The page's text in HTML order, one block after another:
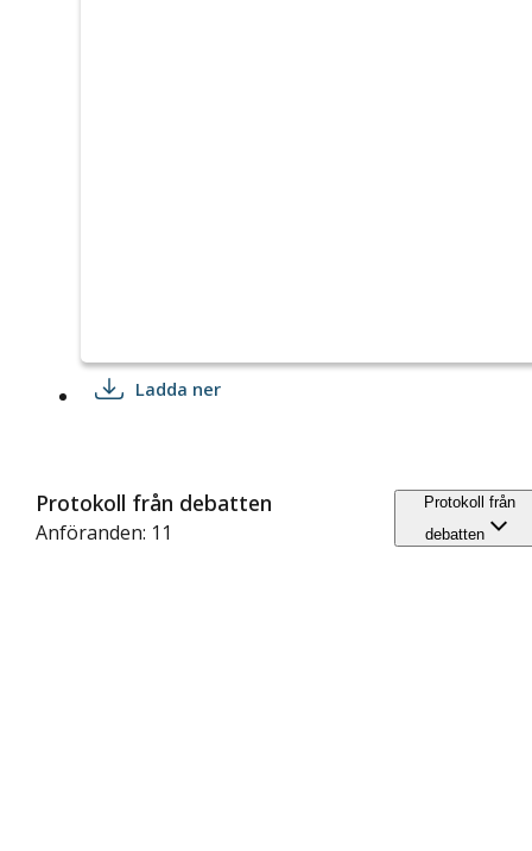
Ladda ner
Protokoll från debatten
Anföranden: 11
Protokoll från
debatten